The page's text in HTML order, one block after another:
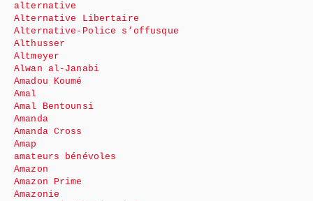
alternative
Alternative Libertaire
Alternative-Police s’offusque
Althusser
Altmeyer
Alwan al-Janabi
Amadou Koumé
Amal
Amal Bentounsi
Amanda
Amanda Cross
Amap
amateurs bénévoles
Amazon
Amazon Prime
Amazonie